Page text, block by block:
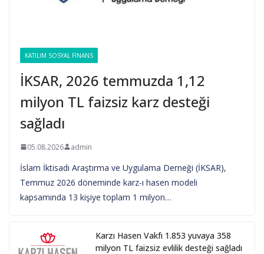
KATILIM SOSYAL FINANS
İKSAR, 2026 temmuzda 1,12
milyon TL faizsiz karz desteği
sağladı
05.08.2026 admin
İslam İktisadı Araştırma ve Uygulama Derneği (İKSAR),
Temmuz 2026 döneminde karz-ı hasen modeli
kapsamında 13 kişiye toplam 1 milyon…
Karzı Hasen Vakfı 1.853 yuvaya 358
milyon TL faizsiz evlilik desteği sağladı